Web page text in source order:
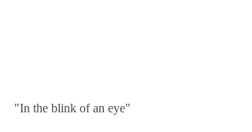
"In the blink of an eye"